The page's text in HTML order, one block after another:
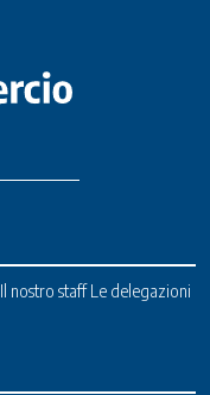
Il nostro staff Le delegazioni